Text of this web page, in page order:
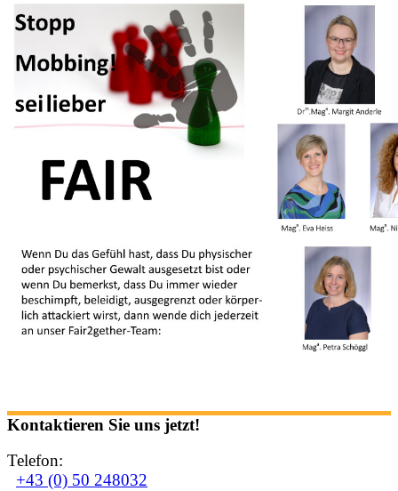
Kontaktieren Sie uns jetzt!
Telefon:
+43 (0) 50 248032